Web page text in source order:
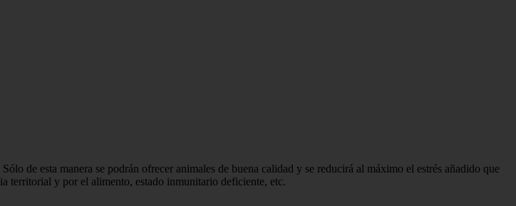
de esta manera se podrán ofrecer animales de buena calidad y se reducirá al máximo el estrés añadido que
territorial y por el alimento, estado inmunitario deficiente, etc.